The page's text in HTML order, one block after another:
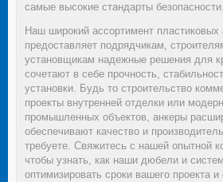
самые высокие стандарты безопасности.
Наш широкий ассортимент пластиковых
предоставляет подрядчикам,
установщикам надежные решения для
сочетают в себе прочность,
установки. Будь то строительство
проекты внутренней отделки или
промышленных объектов, анкеры
обеспечивают качество и
требуете. Свяжитесь с нашей опытной
чтобы узнать, как наши дюбели и
оптимизировать сроки вашего проекта и